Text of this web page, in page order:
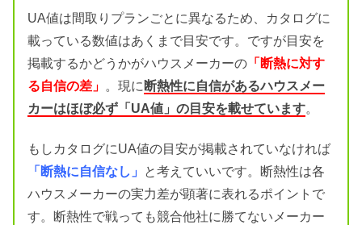
UA値は間取りプランごとに異なるため、カタログに
載っている数値はあくまで目安です。ですが目安を
掲載するかどうかがハウスメーカーの 「断熱に対す
る自信の差」 。現に 断熱性に自信があるハウスメー
カーはほぼ必ず「UA値」の目安を載せています。
もしカタログにUA値の目安が掲載されていなければ
「断熱に自信なし」
と考えていいです。断熱性は各
ハウスメーカーの実力差が顕著に表れるポイントで
す。断熱性で戦っても競合他社に勝てないメーカー